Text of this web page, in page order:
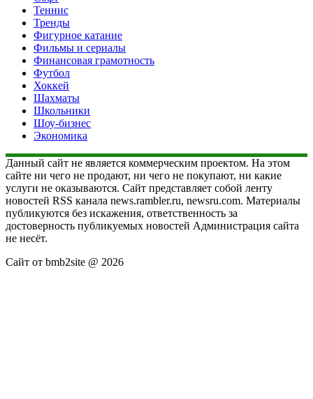
Теннис
Тренды
Фигурное катание
Фильмы и сериалы
Финансовая грамотность
Футбол
Хоккей
Шахматы
Школьники
Шоу-бизнес
Экономика
Данный сайт не является коммерческим проектом. На этом
сайте ни чего не продают, ни чего не покупают, ни какие
услуги не оказываются. Сайт представляет собой ленту
новостей RSS канала news.rambler.ru, newsru.com. Материалы
публикуются без искажения, ответственность за
достоверность публикуемых новостей Администрация сайта
не несёт.
Сайт от bmb2site @ 2026